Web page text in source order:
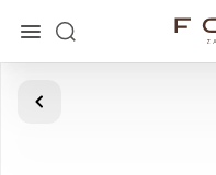
Главная